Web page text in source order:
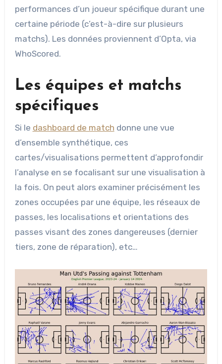
performances d’un joueur spécifique durant une
certaine période (c’est-à-dire sur plusieurs
matchs). Les données proviennent d’Opta, via
WhoScored.
Les équipes et matchs
spécifiques
Si le dashboard de match donne une vue
d’ensemble synthétique, ces
cartes/visualisations permettent d’approfondir
l’analyse en se focalisant sur une visualisation à
la fois. On peut alors examiner précisément les
zones occupées par une équipe, les réseaux de
passes, les localisations et orientations des
passes visant des zones dangereuses (dernier
tiers, zone de réparation), etc…